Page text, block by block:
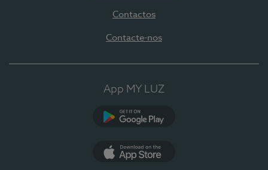
Contactos
Contacte-nos
App MY LUZ